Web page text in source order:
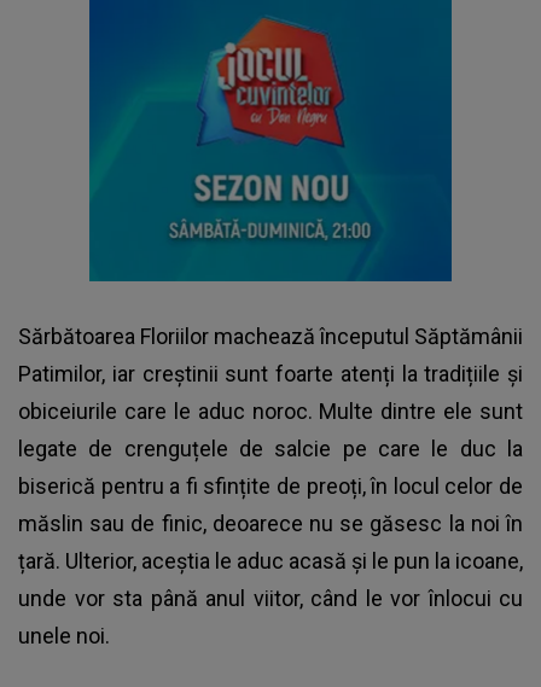
Sărbătoarea Floriilor machează începutul Săptămânii
Patimilor, iar creștinii sunt foarte atenți la tradițiile și
obiceiurile care le aduc noroc. Multe dintre ele sunt
legate de crenguțele de salcie pe care le duc la
biserică pentru a fi sfințite de preoți, în locul celor de
măslin sau de finic, deoarece nu se găsesc la noi în
țară. Ulterior, aceștia le aduc acasă și le pun la icoane,
unde vor sta până anul viitor, când le vor înlocui cu
unele noi.